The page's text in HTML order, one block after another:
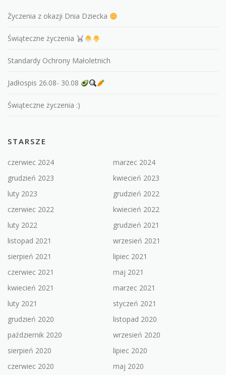
Życzenia z okazji Dnia Dziecka
Świąteczne życzenia
Standardy Ochrony Małoletnich
Jadłospis 26.08- 30.08
Świąteczne życzenia :)
STARSZE
czerwiec 2024
marzec 2024
grudzień 2023
kwiecień 2023
luty 2023
grudzień 2022
czerwiec 2022
kwiecień 2022
luty 2022
grudzień 2021
listopad 2021
wrzesień 2021
sierpień 2021
lipiec 2021
czerwiec 2021
maj 2021
kwiecień 2021
marzec 2021
luty 2021
styczeń 2021
grudzień 2020
listopad 2020
październik 2020
wrzesień 2020
sierpień 2020
lipiec 2020
czerwiec 2020
maj 2020